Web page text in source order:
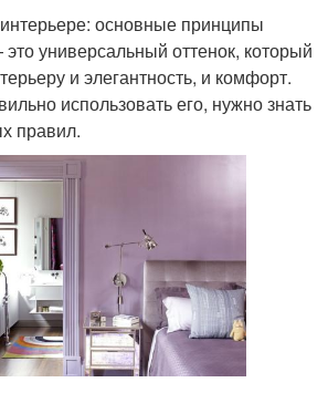
основные принципы
универсальный оттенок, который
и элегантность, и комфорт.
использовать его, нужно знать
правил.